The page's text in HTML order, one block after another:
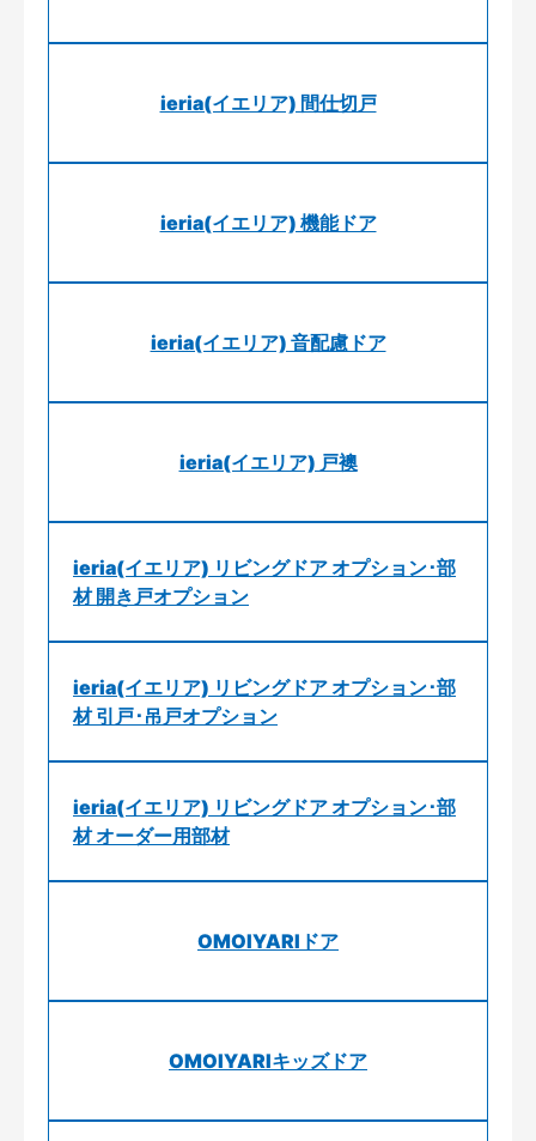
ieria(イエリア) 間仕切戸
ieria(イエリア) 機能ドア
ieria(イエリア) 音配慮ドア
ieria(イエリア) 戸襖
ieria(イエリア) リビングドア オプション･部
材 開き戸オプション
ieria(イエリア) リビングドア オプション･部
材 引戸･吊戸オプション
ieria(イエリア) リビングドア オプション･部
材 オーダー用部材
OMOIYARIドア
OMOIYARIキッズドア